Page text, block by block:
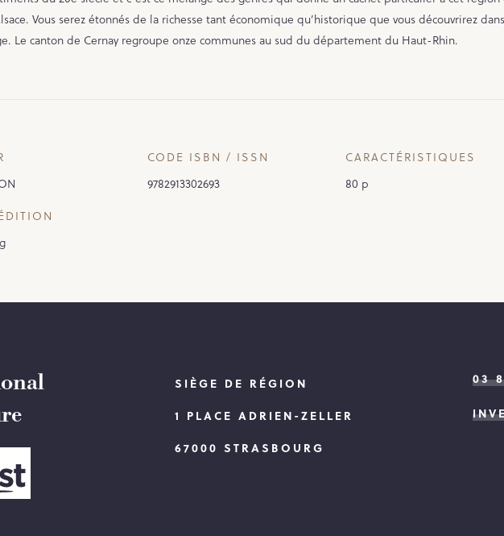
Vous serez étonnés de la richesse tant économique qu’historique que vous découvrirez dans
Le canton de Cernay regroupe onze communes au sud du département du Haut-Rhin.
CODE ISBN / ISSN
9782913302693
CARACTÉRISTIQUES
80 p
SIÈGE DE RÉGION
1 PLACE ADRIEN-ZELLER
67000 STRASBOURG
03